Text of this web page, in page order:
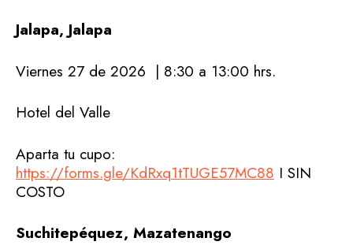
Jalapa, Jalapa
Viernes 27 de 2026 | 8:30 a 13:00 hrs.
Hotel del Valle
Aparta tu cupo:
https://forms.gle/KdRxq1tTUGE57MC88 I SIN
COSTO
Suchitepéquez, Mazatenango